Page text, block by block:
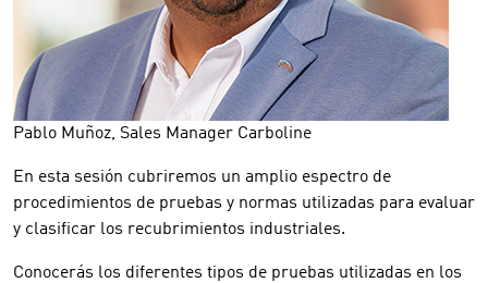
Pablo Muñoz, Sales Manager Carboline
En esta sesión cubriremos un amplio espectro de
procedimientos de pruebas y normas utilizadas para evaluar
y clasificar los recubrimientos industriales.
Conocerás los diferentes tipos de pruebas utilizadas en los